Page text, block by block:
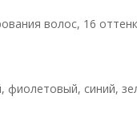
волос, 16
синий,